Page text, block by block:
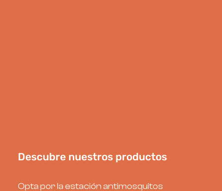
Descubre nuestros productos
Opta por la estación antimosquitos